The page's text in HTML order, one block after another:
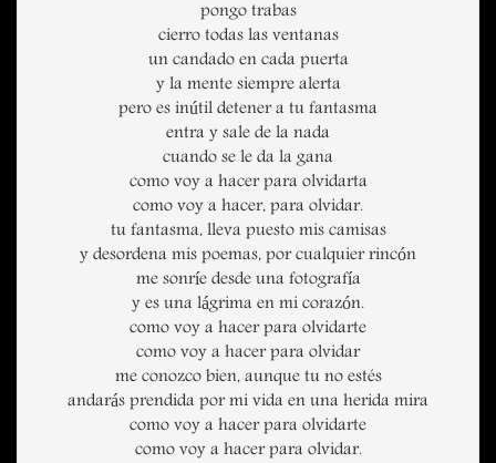
pongo trabas
cierro todas las ventanas
un candado en cada puerta
y la mente siempre alerta
pero es inútil detener a tu fantasma
entra y sale de la nada
cuando se le da la gana
como voy a hacer para olvidarta
como voy a hacer, para olvidar.
tu fantasma, lleva puesto mis camisas
y desordena mis poemas, por cualquier rincón
me sonríe desde una fotografía
y es una lágrima en mi corazón.
como voy a hacer para olvidarte
como voy a hacer para olvidar
me conozco bien, aunque tu no estés
andarás prendida por mi vida en una herida mira
como voy a hacer para olvidarte
como voy a hacer para olvidar.